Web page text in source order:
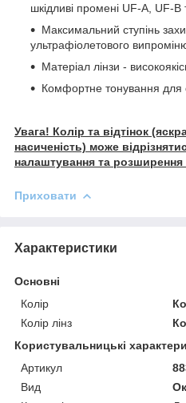
шкідливі промені UF-A, UF-B
Максимальний ступінь
ультрафіолетового
Матеріал лінзи -
Комфортне тонування для
Увага! Колір та відтінок
насиченість) може
налаштування та
Приховати
Характеристики
Основні
Колір
Колір лінз
Користувальницькі
Артикул
Вид